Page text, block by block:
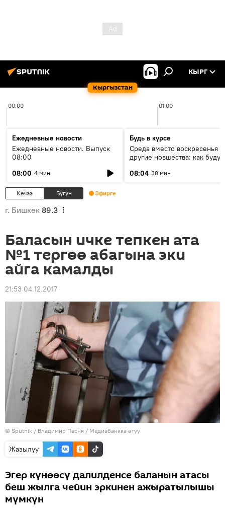
Кыргызстан
КЫРГ
00:00 01:00
Ежедневные новости
Ежедневные новости. Выпуск
08:00
08:00 4 мин
Будь в курсе
Среда вместо воскресенья и
другие новшества: как будут
08:04 38 мин
Кечээ Бүгүн Эфирге
г. Бишкек 89.3
Баласын ичке тепкен ата
№1 тергөө абагына эки
айга камалды
21:53 04.12.2017
© Sputnik / Владимир Песня / Медиабанкка өтүү
Жазылуу
Эгер күнөөсү далилденсе баланын атасы
беш жылга чейин эркинен ажыратылышы
мүмкүн